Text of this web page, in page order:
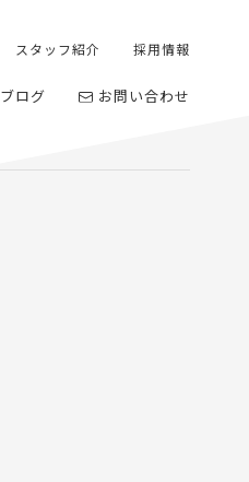
スタッフ紹介 採用情報
ブログ お問い合わせ